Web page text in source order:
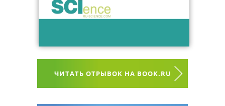
ЧИТАТЬ ОТРЫВОК НА BOOK.RU